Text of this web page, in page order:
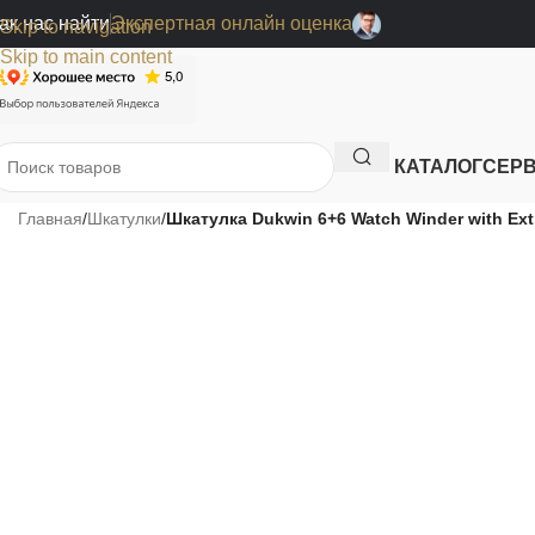
Skip to navigation
Skip to main content
нас найтиЭкспертная онлайн оценка
КАТАЛОГ
Главная/Шкатулки/Шкатулка Dukwin 6+6 Watch Winder with